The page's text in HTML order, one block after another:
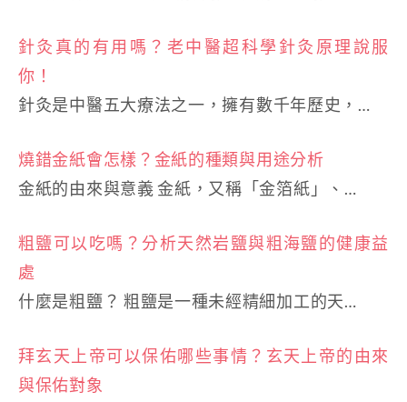
針灸真的有用嗎？老中醫超科學針灸原理說服
你！
針灸是中醫五大療法之一，擁有數千年歷史，…
燒錯金紙會怎樣？金紙的種類與用途分析
金紙的由來與意義 金紙，又稱「金箔紙」、…
粗鹽可以吃嗎？分析天然岩鹽與粗海鹽的健康益
處
什麼是粗鹽？ 粗鹽是一種未經精細加工的天…
拜玄天上帝可以保佑哪些事情？玄天上帝的由來
與保佑對象